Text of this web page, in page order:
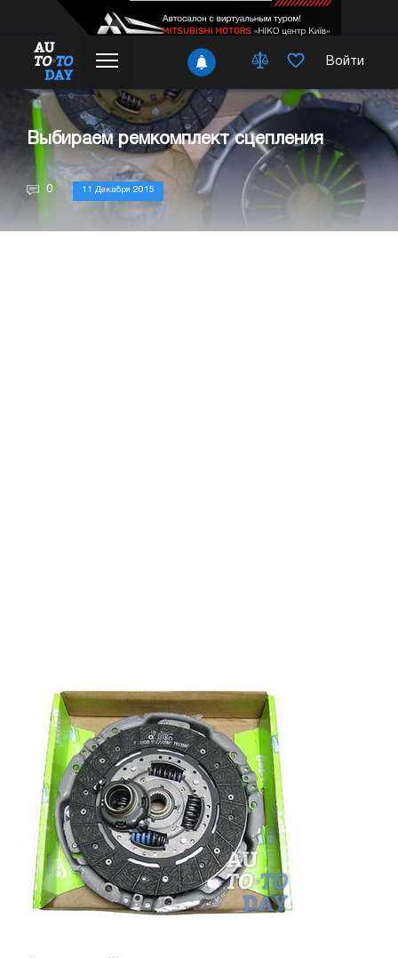
Войти
Выбираем ремкомплект сцепления
0 11 Декабря 2015